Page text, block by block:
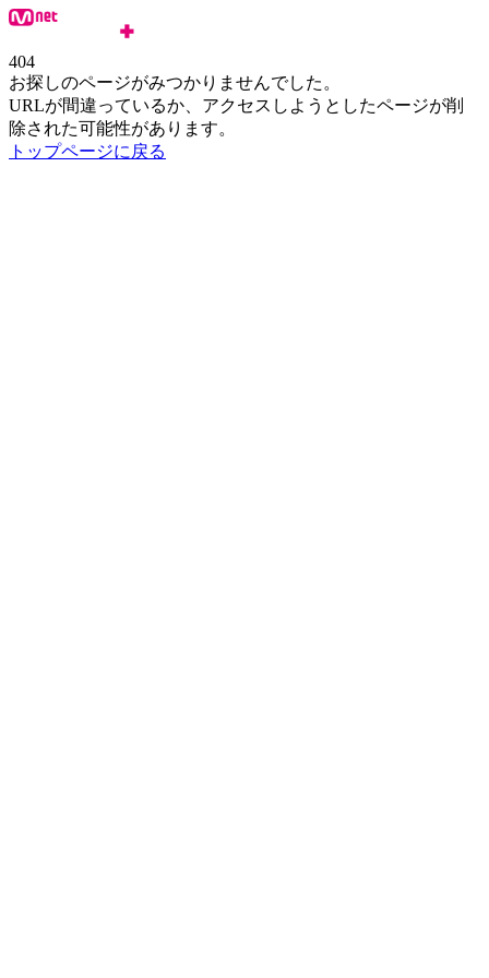
404
お探しのページがみつかりませんでした。
URLが間違っているか、アクセスしようとしたページが削
除された可能性があります。
トップページに戻る